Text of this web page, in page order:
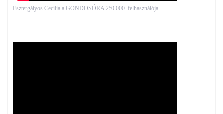
Esztergályos Cecília a GONDOSÓRA 250 000. felhasználója